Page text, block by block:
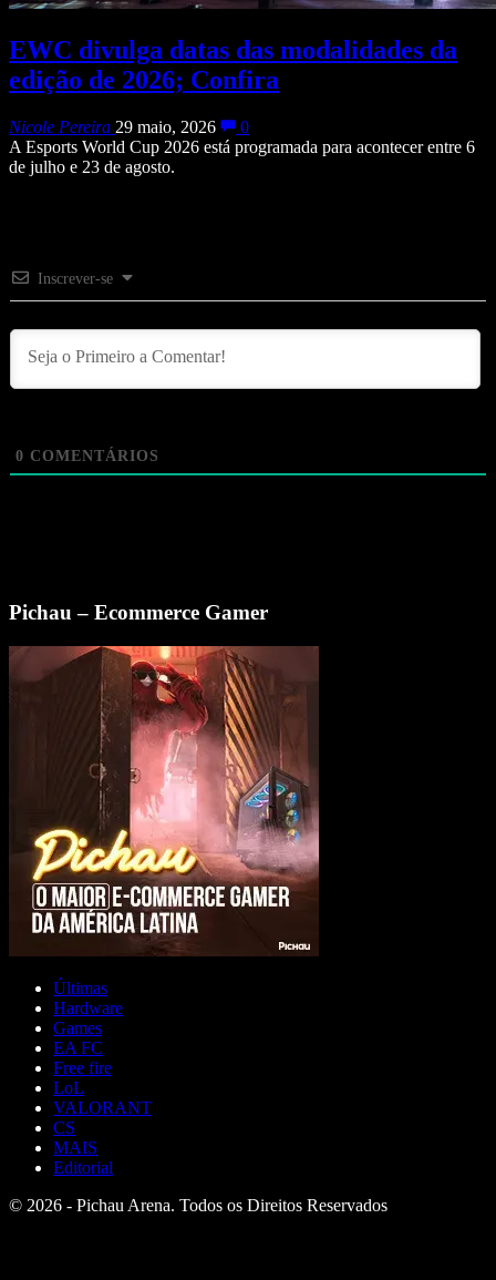
EWC divulga datas das modalidades da
edição de 2026; Confira
Nicole Pereira 29 maio, 2026
0
A Esports World Cup 2026 está programada para acontecer entre 6
de julho e 23 de agosto.
Inscrever-se
0 COMENTÁRIOS
Pichau – Ecommerce Gamer
Últimas
Hardware
Games
EA FC
Free fire
LoL
VALORANT
CS
MAIS
Editorial
© 2026 - Pichau Arena. Todos os Direitos Reservados